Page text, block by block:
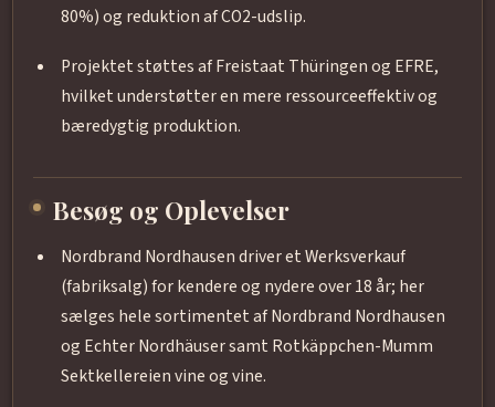
80%) og reduktion af CO2-udslip.
Projektet støttes af Freistaat Thüringen og EFRE,
hvilket understøtter en mere ressourceeffektiv og
bæredygtig produktion.
Besøg og Oplevelser
Nordbrand Nordhausen driver et Werksverkauf
(fabriksalg) for kendere og nydere over 18 år; her
sælges hele sortimentet af Nordbrand Nordhausen
og Echter Nordhäuser samt Rotkäppchen-Mumm
Sektkellereien vine og vine.